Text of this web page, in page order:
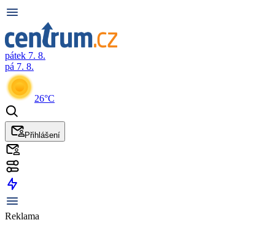
pátek 7. 8.
pá 7. 8.
26°C
Přihlášení
Reklama